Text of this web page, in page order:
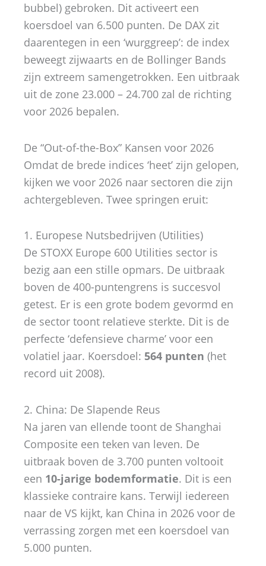
bubbel) gebroken. Dit activeert een
koersdoel van 6.500 punten. De DAX zit
daarentegen in een ‘wurggreep’: de index
beweegt zijwaarts en de Bollinger Bands
zijn extreem samengetrokken. Een uitbraak
uit de zone 23.000 – 24.700 zal de richting
voor 2026 bepalen.
De “Out-of-the-Box” Kansen voor 2026
Omdat de brede indices ‘heet’ zijn gelopen,
kijken we voor 2026 naar sectoren die zijn
achtergebleven. Twee springen eruit:
1. Europese Nutsbedrijven (Utilities)
De STOXX Europe 600 Utilities sector is
bezig aan een stille opmars. De uitbraak
boven de 400-puntengrens is succesvol
getest. Er is een grote bodem gevormd en
de sector toont relatieve sterkte. Dit is de
perfecte ‘defensieve charme’ voor een
volatiel jaar. Koersdoel: 564 punten (het
record uit 2008).
2. China: De Slapende Reus
Na jaren van ellende toont de Shanghai
Composite een teken van leven. De
uitbraak boven de 3.700 punten voltooit
een 10-jarige bodemformatie. Dit is een
klassieke contraire kans. Terwijl iedereen
naar de VS kijkt, kan China in 2026 voor de
verrassing zorgen met een koersdoel van
5.000 punten.